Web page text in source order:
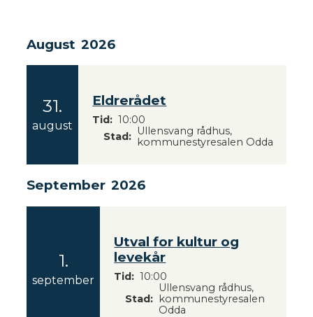
R
e
l
a
t
s
m
August 2026
31.
august
2
Eldrerådet
Tid
10:00
Stad
Ullensvang rådhus,
kommunestyresalen Odda
September 2026
1.
september
2
Utval for kultur og
levekår
Tid
10:00
Stad
Ullensvang rådhus,
kommunestyresalen
Odda